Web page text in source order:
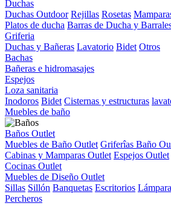
Duchas
Duchas Outdoor Rejillas Rosetas
Platos de ducha Barras de Ducha y
Griferia
Duchas y Bañeras Lavatorio Bidet Otros
Bachas
Bañeras e hidromasajes
Espejos
Loza sanitaria
Inodoros Bidet Cisternas y estructuras
Muebles de baño
Baños Outlet
Muebles de Baño Outlet Griferîas Baño
Cabinas y Mamparas Outlet Espejos Outlet
Cocinas Outlet
Muebles de Diseño Outlet
Sillas Sillón Banquetas Escritorios
Percheros